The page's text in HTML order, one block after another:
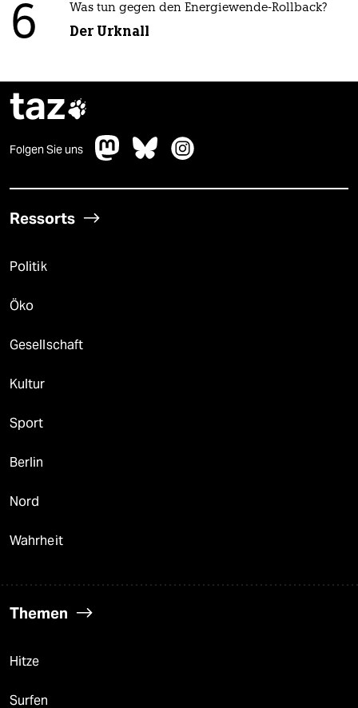
6 Was tun gegen den Energiewende-Rollback?
Der Urknall
taz
Folgen Sie uns
Ressorts
Politik
Öko
Gesellschaft
Kultur
Sport
Berlin
Nord
Wahrheit
Themen
Hitze
Surfen